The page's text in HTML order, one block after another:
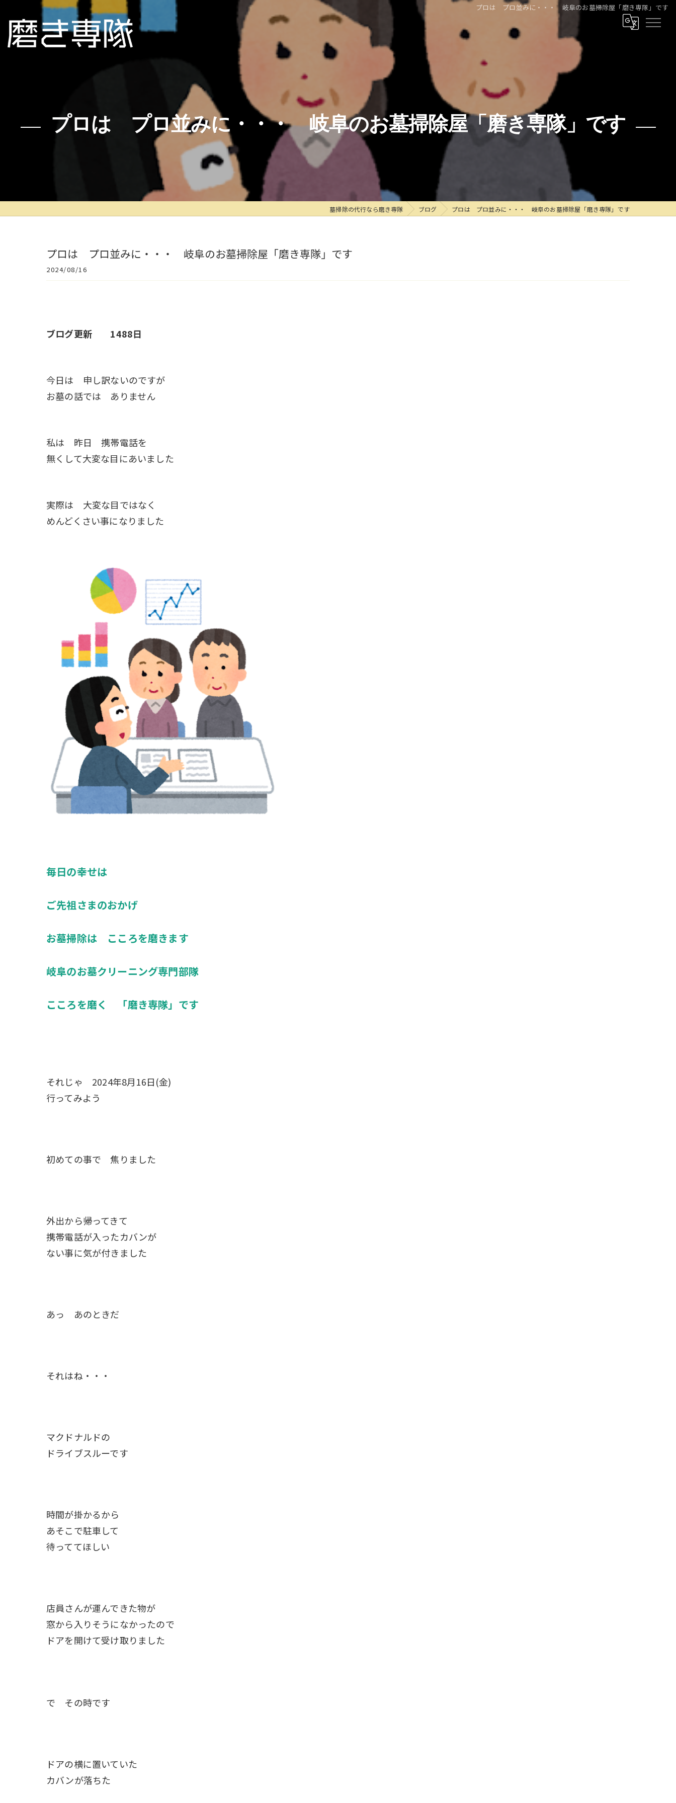
プロは プロ並みに・・・ 岐阜のお墓掃除屋「磨き専隊」です
プロは プロ並みに・・・ 岐阜のお墓掃除屋「磨き専隊」です
墓掃除の代行なら磨き専隊 ブログ プロは プロ並みに・・・ 岐阜のお墓掃除屋「磨き専隊」です
プロは プロ並みに・・・ 岐阜のお墓掃除屋「磨き専隊」です
2024/08/16
ブログ更新 1488日
今日は 申し訳ないのですが
お墓の話では ありません
私は 昨日 携帯電話を
無くして大変な目にあいました
実際は 大変な目ではなく
めんどくさい事になりました
毎日の幸せは
ご先祖さまのおかげ
お墓掃除は こころを磨きます
岐阜のお墓クリーニング専門部隊
こころを磨く 「磨き専隊」です
それじゃ 2024年8月16日(金)
行ってみよう
初めての事で 焦りました
外出から帰ってきて
携帯電話が入ったカバンが
ない事に気が付きました
あっ あのときだ
それはね・・・
マクドナルドの
ドライブスルーです
時間が掛かるから
あそこで駐車して
待っててほしい
店員さんが運んできた物が
窓から入りそうになかったので
ドアを開けて受け取りました
で その時です
ドアの横に置いていた
カバンが落ちた